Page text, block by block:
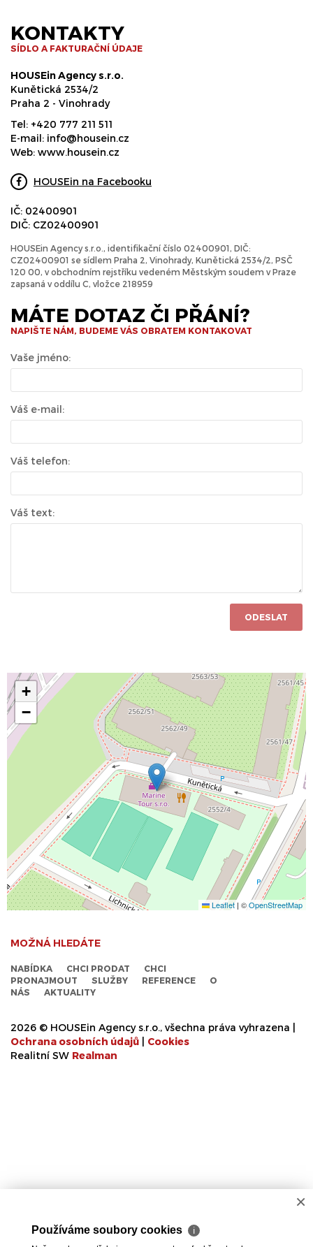
KONTAKTY
SÍDLO A FAKTURAČNÍ ÚDAJE
HOUSEin Agency s.r.o.
Kunětická 2534/2
Praha 2 - Vinohrady
Tel: +420 777 211 511
E-mail: info@housein.cz
Web: www.housein.cz
HOUSEin na Facebooku
IČ: 02400901
DIČ: CZ02400901
HOUSEin Agency s.r.o., identifikační číslo 02400901, DIČ:
CZ02400901 se sídlem Praha 2, Vinohrady, Kunětická 2534/2, PSČ
120 00, v obchodním rejstříku vedeném Městským soudem v Praze
zapsaná v oddílu C, vložce 218959
MÁTE DOTAZ ČI PŘÁNÍ?
NAPIŠTE NÁM, BUDEME VÁS OBRATEM KONTAKOVAT
Vaše jméno:
Váš e-mail:
Váš telefon:
Váš text:
ODESLAT
+
−
Leaflet | ©OpenStreetMap
MOŽNÁ HLEDÁTE
NABÍDKA CHCI PRODAT
CHCI
PRONAJMOUT
SLUŽBY REFERENCE
O
NÁS
AKTUALITY
2026 © HOUSEin Agency s.r.o., všechna práva vyhrazena |
Ochrana osobních údajů
Cookies
Realitní SW Realman
×
Používáme soubory cookies ℹ